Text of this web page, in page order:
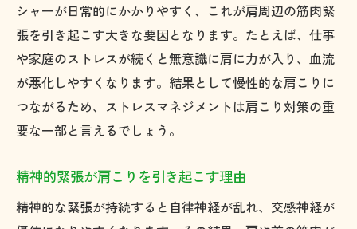
シャーが日常的にかかりやすく、これが肩周辺の筋肉緊
張を引き起こす大きな要因となります。たとえば、仕事
や家庭のストレスが続くと無意識に肩に力が入り、血流
が悪化しやすくなります。結果として慢性的な肩こりに
つながるため、ストレスマネジメントは肩こり対策の重
要な一部と言えるでしょう。
精神的緊張が肩こりを引き起こす理由
精神的な緊張が持続すると自律神経が乱れ、交感神経が